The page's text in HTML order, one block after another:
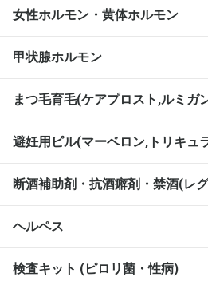
女性ホルモン・黄体ホルモン
甲状腺ホルモン
まつ毛育毛(ケアプロスト,ルミガ
避妊用ピル(マーベロン,トリキュ
断酒補助剤・抗酒癖剤・禁酒(レ
ヘルペス
検査キット (ピロリ菌・性病)